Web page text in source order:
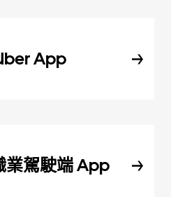
App
業駕駛端 App